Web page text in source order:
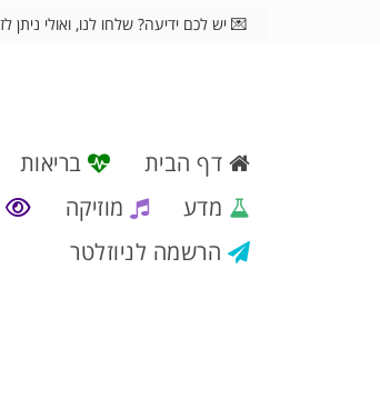
💌 יש לכם ידיעה? שלחו לנו, ואולי
דף הבית בריאות
מדע
מוזיקה
הרשמה לניוזלטר